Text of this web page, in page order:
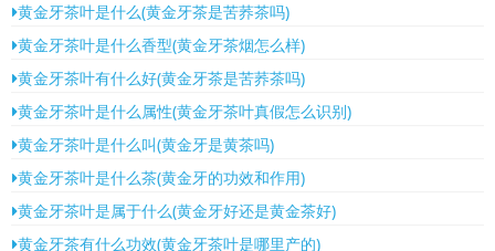
黄金牙茶叶是什么(黄金牙茶是苦荞茶吗)
黄金牙茶叶是什么香型(黄金牙茶烟怎么样)
黄金牙茶叶有什么好(黄金牙茶是苦荞茶吗)
黄金牙茶叶是什么属性(黄金牙茶叶真假怎么识别)
黄金牙茶叶是什么叫(黄金牙是黄茶吗)
黄金牙茶叶是什么茶(黄金牙的功效和作用)
黄金牙茶叶是属于什么(黄金牙好还是黄金茶好)
黄金牙茶有什么功效(黄金牙茶叶是哪里产的)